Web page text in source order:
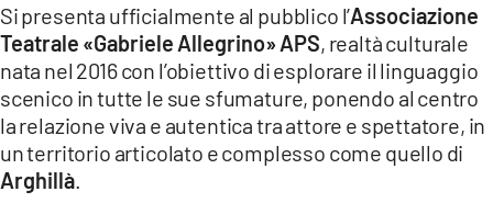
LACPLAY.IT
LACTV.IT
LACONAIR.IT
LACITYMAG.IT
Si presenta ufficialmente al pubblico l’Associazione
Teatrale «Gabriele Allegrino» APS, realtà culturale
nata nel 2016 con l’obiettivo di esplorare il linguaggio
scenico in tutte le sue sfumature, ponendo al centro
la relazione viva e autentica tra attore e spettatore, in
un territorio articolato e complesso come quello di
Arghillà